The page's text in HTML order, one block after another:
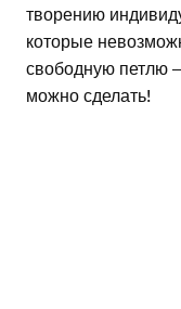
творению
которые
свободную петлю
можно сделать!